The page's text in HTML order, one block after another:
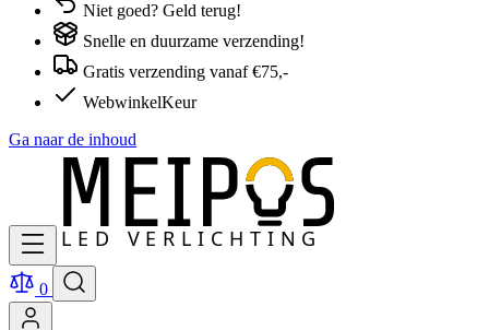
Niet goed? Geld terug!
Snelle en duurzame verzending!
Gratis verzending vanaf €75,-
WebwinkelKeur
Ga naar de inhoud
0